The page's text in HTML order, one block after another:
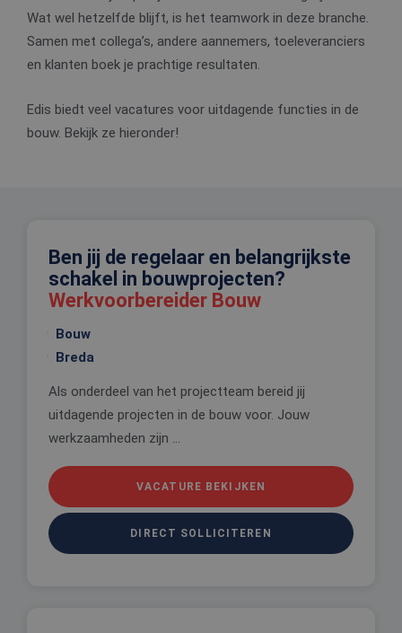
Wat wel hetzelfde blijft, is het teamwork in deze branche.
Samen met collega’s, andere aannemers, toeleveranciers
en klanten boek je prachtige resultaten.
Edis biedt veel vacatures voor uitdagende functies in de
bouw. Bekijk ze hieronder!
Ben jij de regelaar en belangrijkste
schakel in bouwprojecten?
Werkvoorbereider Bouw
Bouw
Breda
Als onderdeel van het projectteam bereid jij
uitdagende projecten in de bouw voor. Jouw
werkzaamheden zijn ...
VACATURE BEKIJKEN
DIRECT SOLLICITEREN